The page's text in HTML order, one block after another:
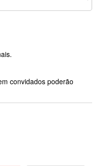
convidados poderão